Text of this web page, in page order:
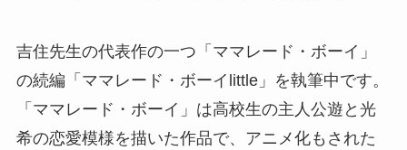
吉住先生の代表作の一つ「ママレード・ボーイ」
の続編「ママレード・ボーイlittle」を執筆中です。
「ママレード・ボーイ」は高校生の主人公遊と光
希の恋愛模様を描いた作品で、アニメ化もされた